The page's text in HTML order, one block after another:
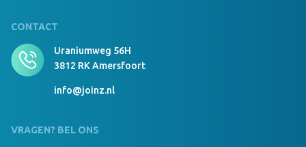
CONTACT
Uraniumweg 56H
3812 RK Amersfoort
info@joinz.nl
VRAGEN? BEL ONS